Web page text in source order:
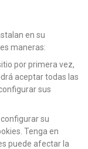
en su
maneras:
por primera vez,
aceptar todas las
sus
su
Tenga en
puede afectar la